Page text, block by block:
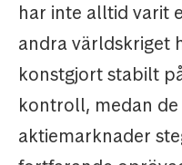
har inte alltid varit
andra världskriget
konstgjort stabilt
kontroll, medan
aktiemarknader